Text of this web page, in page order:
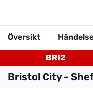
Översikt
BRI2
Bristol City -